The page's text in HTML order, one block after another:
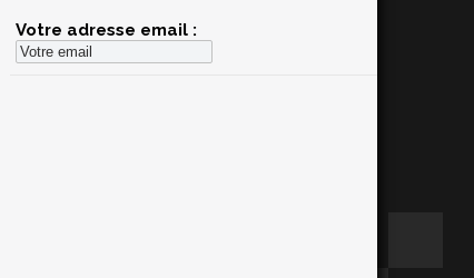
Votre adresse email :